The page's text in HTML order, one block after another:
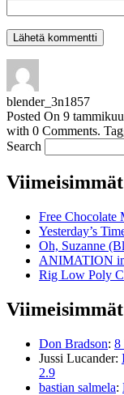
blender_3n1857
Posted On 9
with 0 Comments.
Search
Free Chocolate
Yesterday’s
Oh, Suzanne
ANIMATION
Rig Low Poly
Don Bradson: 8
Jussi Lucander:
2.9
bastian salmela: